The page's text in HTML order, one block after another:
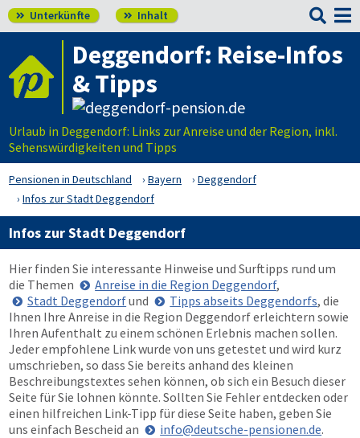
 Unterkünfte  Inhalt 
Deggendorf: Reise-Infos
& Tipps
Urlaub in Deggendorf: Links zur Anreise und der Region, inkl.
Sehenswürdigkeiten und Tipps
Pensionen in Deutschland Bayern
Deggendorf
Infos zur Stadt Deggendorf
Infos zur Stadt Deggendorf
Hier finden Sie interessante Hinweise und Surftipps rund um
die Themen
Anreise in die Region Deggendorf,
Stadt Deggendorfund Tipps abseits Deggendorfs, die
Ihnen Ihre Anreise in die Region Deggendorf erleichtern sowie
Ihren Aufenthalt zu einem schönen Erlebnis machen sollen.
Jeder empfohlene Link wurde von uns getestet und wird kurz
umschrieben, so dass Sie bereits anhand des kleinen
Beschreibungstextes sehen können, ob sich ein Besuch dieser
Seite für Sie lohnen könnte. Sollten Sie Fehler entdecken oder
einen hilfreichen Link-Tipp für diese Seite haben, geben Sie
uns einfach Bescheid an
info@deutsche-pensionen.de.